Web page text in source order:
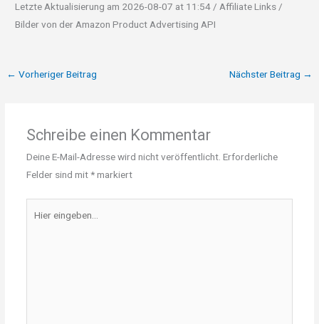
Letzte Aktualisierung am 2026-08-07 at 11:54 / Affiliate Links /
Bilder von der Amazon Product Advertising API
← Vorheriger Beitrag Nächster Beitrag →
Schreibe einen Kommentar
Deine E-Mail-Adresse wird nicht veröffentlicht. Erforderliche
Felder sind mit*markiert
eingeben…